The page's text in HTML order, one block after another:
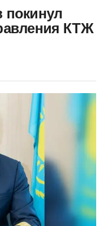
покинул
КТЖ